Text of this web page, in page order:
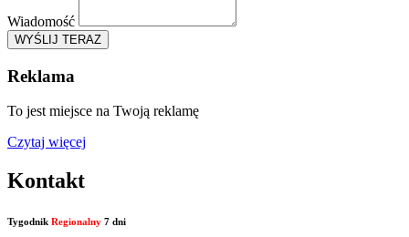
Wiadomość
WYŚLIJ TERAZ
Reklama
To jest miejsce na Twoją reklamę
Czytaj więcej
Kontakt
Tygodnik Regionalny 7 dni